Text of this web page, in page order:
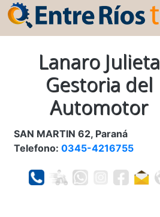
Lanaro Julieta
Gestoria del
Automotor
SAN MARTIN 62, Paraná
Telefono: 0345-4216755